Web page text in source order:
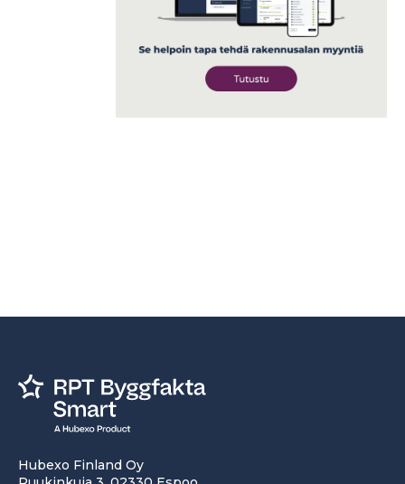
Hubexo Finland Oy